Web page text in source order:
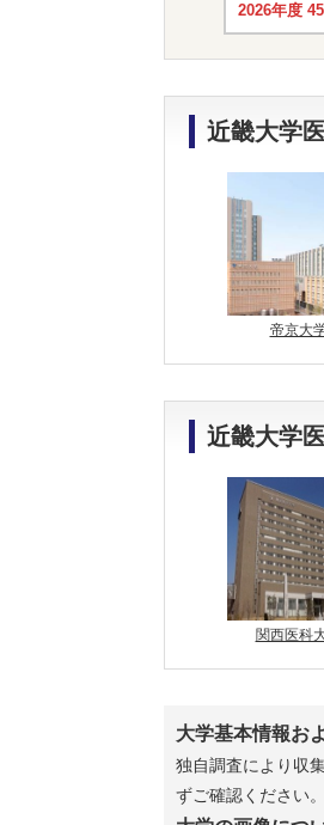
2026年度
近畿大学
帝京大
近畿大学
関西医科
大学基本情報お
独自調査により収
ずご確認ください。